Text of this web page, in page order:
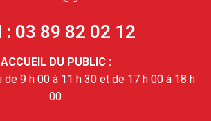
: 03 89 82 02 12
ACCUEIL DU PUBLIC :
9 h 00 à 11 h 30 et de 17 h 00 à 18 h
00.